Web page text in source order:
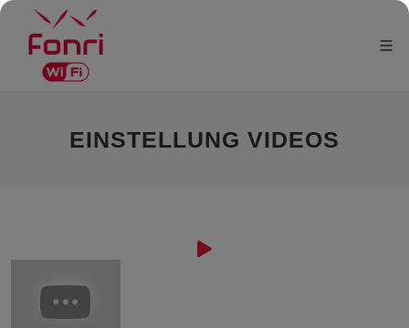
EINSTELLUNG VIDEOS